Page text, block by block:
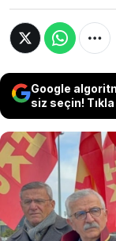
Google
siz seçin!